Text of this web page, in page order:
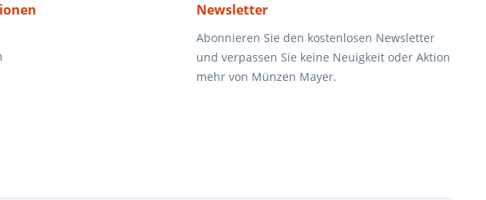
Newsletter
Abonnieren Sie den kostenlosen Newsletter
und verpassen Sie keine Neuigkeit oder Aktion
mehr von Münzen Mayer.